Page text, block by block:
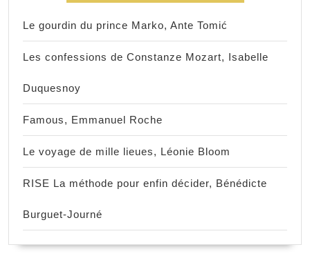
Le gourdin du prince Marko, Ante Tomić
Les confessions de Constanze Mozart, Isabelle
Duquesnoy
Famous, Emmanuel Roche
Le voyage de mille lieues, Léonie Bloom
RISE La méthode pour enfin décider, Bénédicte
Burguet-Journé